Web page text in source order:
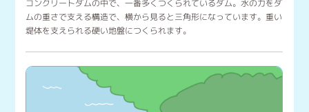
コンクリートダムの中で、一番多くつくられているダム。水の力をダ
ムの重さで支える構造で、横から見ると三角形になっています。重い
堤体を支えられる硬い地盤につくられます。